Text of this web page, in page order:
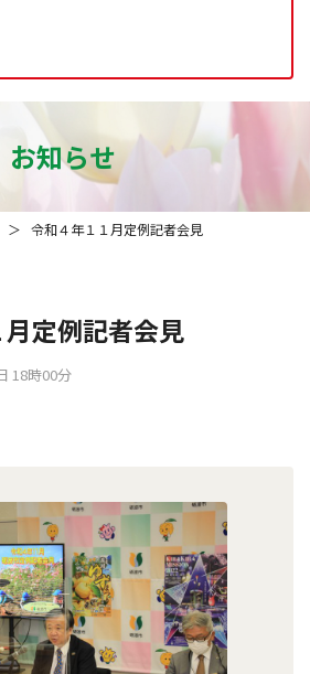
お知らせ
＞ 令和４年１１月定例記者会見
定例記者会見
18時00分